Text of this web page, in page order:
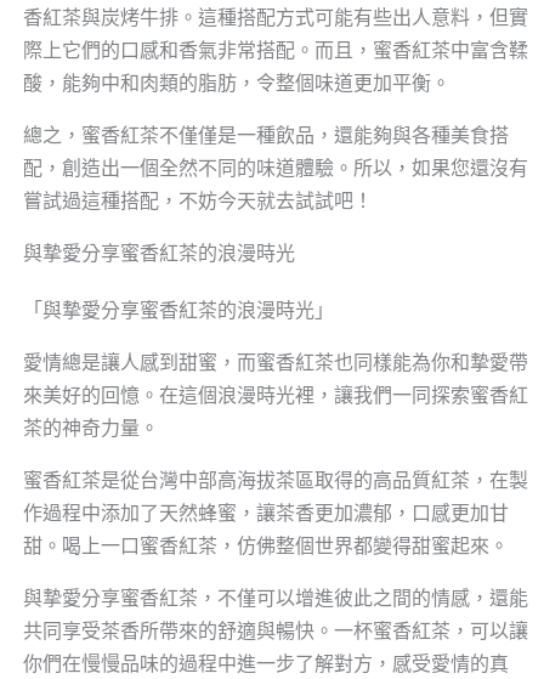
香紅茶與炭烤牛排。這種搭配方式可能有些出人意料，但實
際上它們的口感和香氣非常搭配。而且，蜜香紅茶中富含鞣
酸，能夠中和肉類的脂肪，令整個味道更加平衡。
總之，蜜香紅茶不僅僅是一種飲品，還能夠與各種美食搭
配，創造出一個全然不同的味道體驗。所以，如果您還沒有
嘗試過這種搭配，不妨今天就去試試吧！
與摯愛分享蜜香紅茶的浪漫時光
「與摯愛分享蜜香紅茶的浪漫時光」
愛情總是讓人感到甜蜜，而蜜香紅茶也同樣能為你和摯愛帶
來美好的回憶。在這個浪漫時光裡，讓我們一同探索蜜香紅
茶的神奇力量。
蜜香紅茶是從台灣中部高海拔茶區取得的高品質紅茶，在製
作過程中添加了天然蜂蜜，讓茶香更加濃郁，口感更加甘
甜。喝上一口蜜香紅茶，仿佛整個世界都變得甜蜜起來。
與摯愛分享蜜香紅茶，不僅可以增進彼此之間的情感，還能
共同享受茶香所帶來的舒適與暢快。一杯蜜香紅茶，可以讓
你們在慢慢品味的過程中進一步了解對方，感受愛情的真